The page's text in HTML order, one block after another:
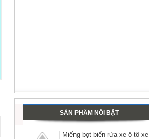
SẢN PHẨM NỔI BẬT
Miếng bọt biển rửa xe ô tô xe